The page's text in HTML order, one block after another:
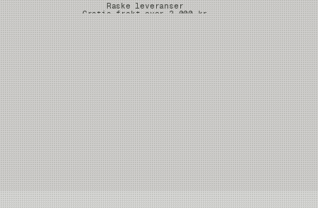
Gratis frakt over 2.000 kr